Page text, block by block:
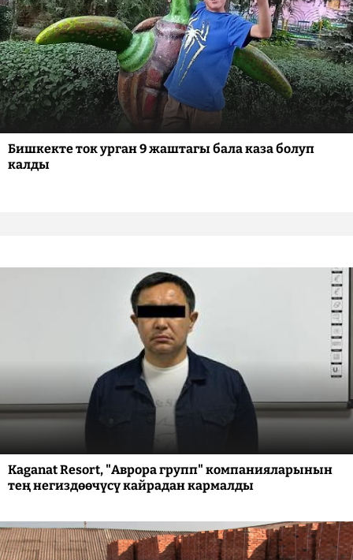
Бишкекте ток урган 9 жаштагы бала каза болуп
калды
Kaganat Resort, "Аврора групп" компанияларынын
тең негиздөөчүсү кайрадан кармалды